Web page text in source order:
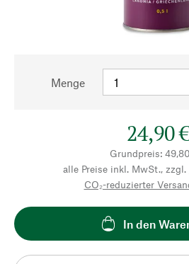
Menge
24,90
Grundpreis:
alle Preise inkl. MwSt., zzgl.
CO₂-reduzierter
In den